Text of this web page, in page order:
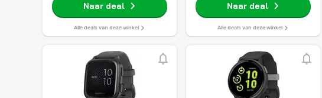
Naar deal
Alle deals van deze winkel
Naar deal
Alle deals van deze winkel